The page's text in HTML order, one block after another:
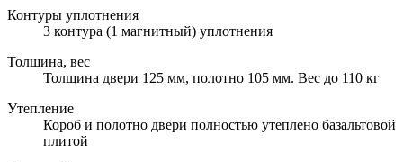
Контуры уплотнения
3 контура (1 магнитный) уплотнения
Толщина, вес
Толщина двери 125 мм, полотно 105 мм. Вес до 110 кг
Утепление
Короб и полотно двери полностью утеплено базальтовой
плитой